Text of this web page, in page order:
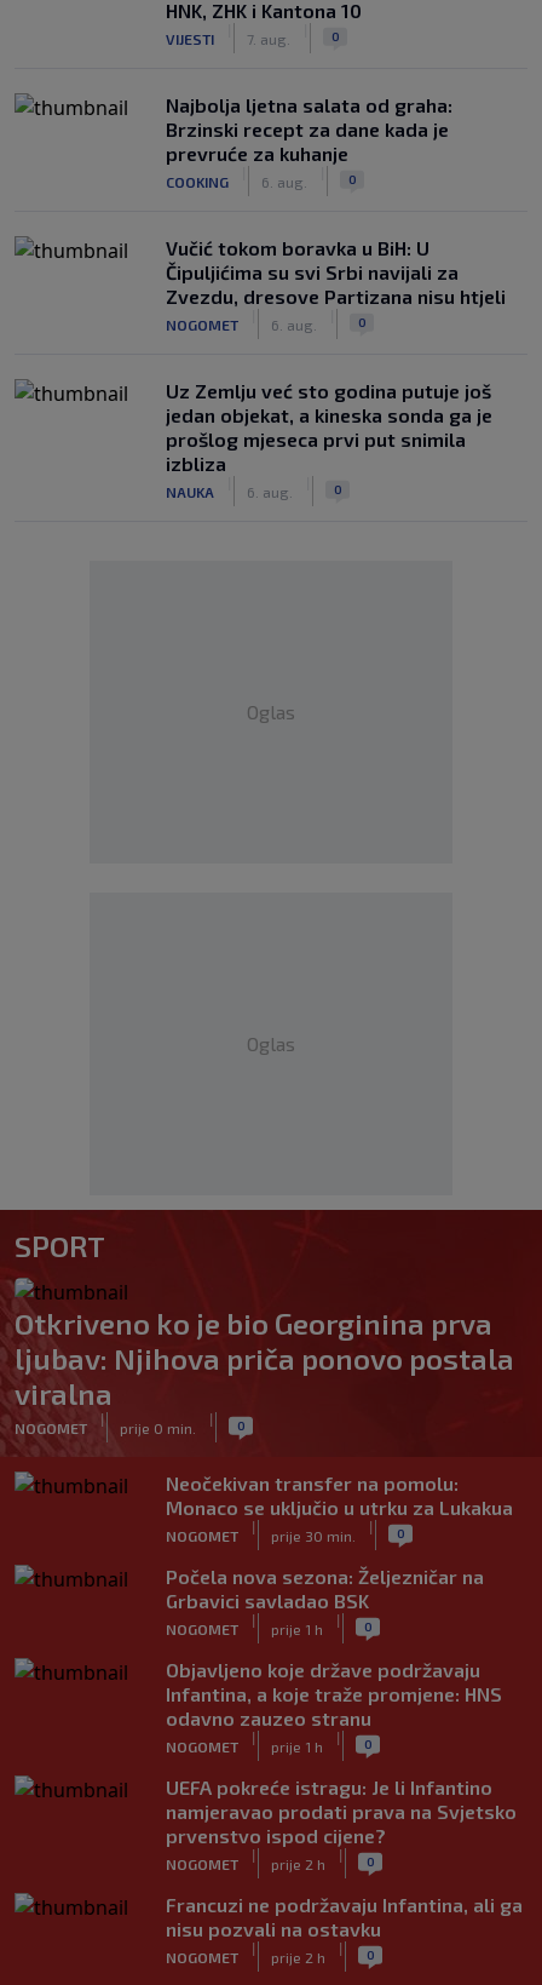
HNK, ZHK i Kantona 10
VIJESTI 7. aug. 0
Najbolja ljetna salata od graha:
Brzinski recept za dane kada je
prevruće za kuhanje
COOKING 6. aug. 0
Vučić tokom boravka u BiH: U
Čipuljićima su svi Srbi navijali za
Zvezdu, dresove Partizana nisu htjeli
NOGOMET 6. aug. 0
Uz Zemlju već sto godina putuje još
jedan objekat, a kineska sonda ga je
prošlog mjeseca prvi put snimila
izbliza
NAUKA 6. aug. 0
Oglas
Oglas
SPORT
Otkriveno ko je bio Georginina prva
ljubav: Njihova priča ponovo postala
viralna
NOGOMET
|
prije 0 min.
| 0
Neočekivan transfer na pomolu:
Monaco se uključio u utrku za Lukakua
NOGOMET
|
prije 30 min.
| 0
Počela nova sezona: Željezničar na
Grbavici savladao BSK
NOGOMET
|
prije 1 h
| 0
Objavljeno koje države podržavaju
Infantina, a koje traže promjene: HNS
odavno zauzeo stranu
NOGOMET
|
prije 1 h
| 0
UEFA pokreće istragu: Je li Infantino
namjeravao prodati prava na Svjetsko
prvenstvo ispod cijene?
NOGOMET
|
prije 2 h
| 0
Francuzi ne podržavaju Infantina, ali ga
nisu pozvali na ostavku
NOGOMET
|
prije 2 h
| 0